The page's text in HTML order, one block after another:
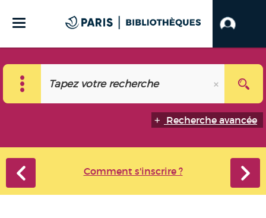
Recherche avancée
Comment s'inscrire ?